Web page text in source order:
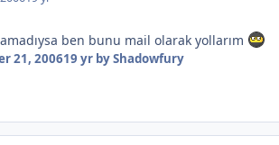
ben bunu mail olarak yollarım
21, 200619 yrby Shadowfury